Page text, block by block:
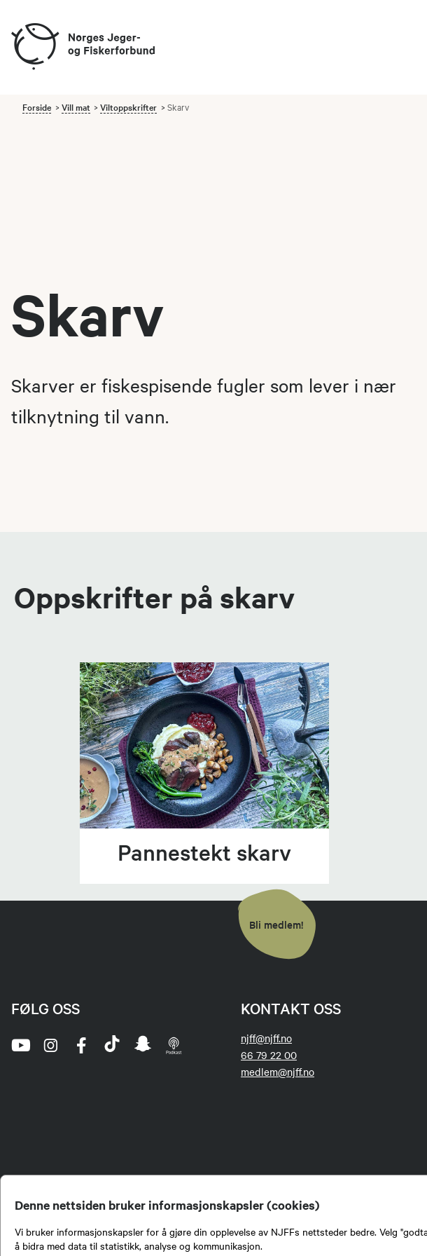
Denne nettsiden bruker informasjonskapsler (cookies)
Vi bruker informasjonskapsler for å gjøre din opplevelse av NJFFs nettsteder bedre. Velg
å bidra med data til statistikk, analyse og kommunikasjon.
Forside Vill mat Viltoppskrifter Skarv
Skarv
Skarver er fiskespisende fugler som lever i nær
tilknytning til vann.
Oppskrifter på skarv
Pannestekt skarv
Bli medlem!
KONTAKT OSS
njff@njff.no
66 79 22 00
medlem@njff.no
FØLG OSS
Norges Jeger- og Fiskerforbund (NJFF) er landets eneste